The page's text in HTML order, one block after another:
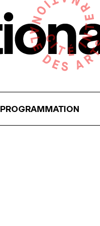
PROGRAMMATION